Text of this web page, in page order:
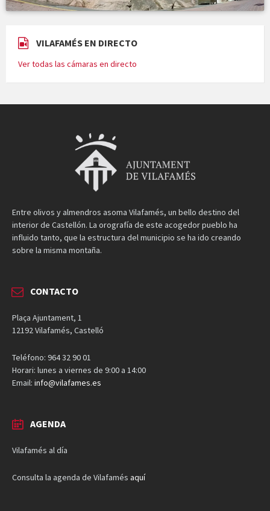
VILAFAMÉS EN DIRECTO
Ver todas las cámaras en directo
Entre olivos y almendros asoma Vilafamés, un bello destino del
interior de Castellón. La orografía de este acogedor pueblo ha
influido tanto, que la estructura del municipio se ha ido creando
sobre la misma montaña.
CONTACTO
Plaça Ajuntament, 1
12192 Vilafamés, Castelló
Teléfono: 964 32 90 01
Horari: lunes a viernes de 9:00 a 14:00
Email: info@vilafames.es
AGENDA
Vilafamés al día
Consulta la agenda de Vilafamés aquí